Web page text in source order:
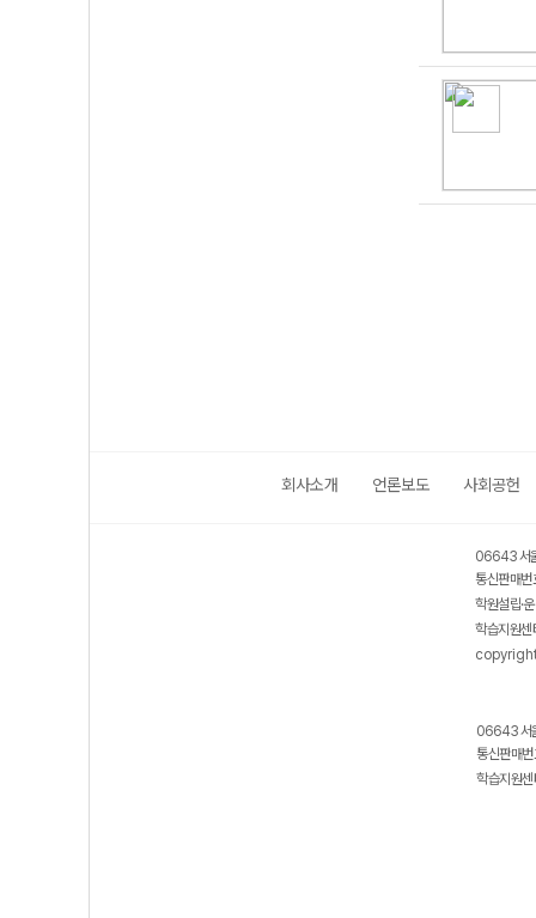
회사소개 언론보도 사회공헌
06643 서
통신판매
학원설립·
학습지원
06643 서
통신판매
학습지원